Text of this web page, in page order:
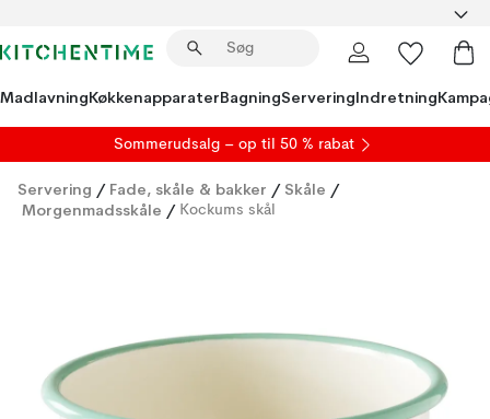
MadlavningKøkkenapparaterBagningServeringIndretning
Sommerudsalg – op til 50 % rabat
Servering / Fade, skåle & bakker / Skåle /
Morgenmadsskåle / Kockums skål